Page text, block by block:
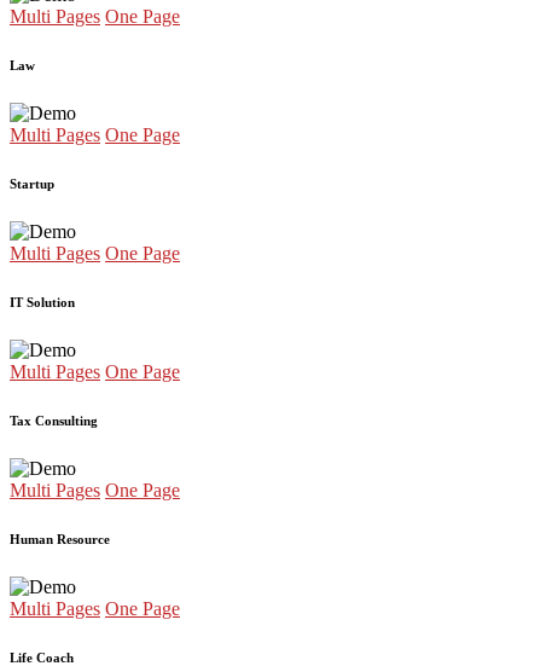
Multi Pages One Page
Law
Multi Pages One Page
Startup
Multi Pages One Page
IT Solution
Multi Pages One Page
Tax Consulting
Multi Pages One Page
Human Resource
Multi Pages One Page
Life Coach